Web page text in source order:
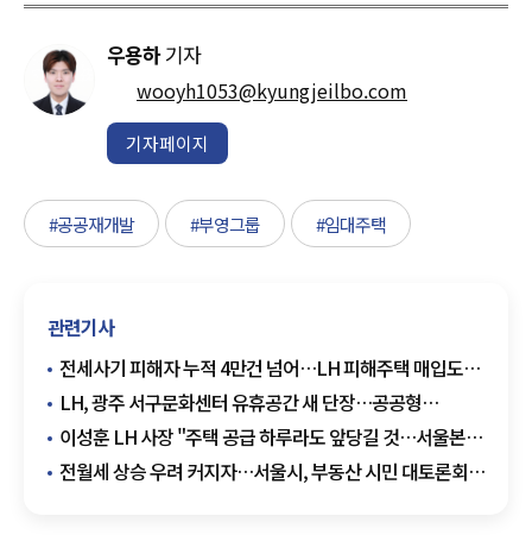
우용하기자
wooyh1053@kyungjeilbo.com
기자페이지
#공공재개발 #부영그룹 #임대주택
관련기사
전세사기 피해자 누적 4만건 넘어…LH 피해주택 매입도
1만호 돌파
LH, 광주 서구문화센터 유휴공간 새 단장…공공형
놀이시설 조성
이성훈 LH 사장 "주택 공급 하루라도 앞당길 것…서울본부
부지도 공급에 활용"
전월세 상승 우려 커지자…서울시, 부동산 시민 대토론회